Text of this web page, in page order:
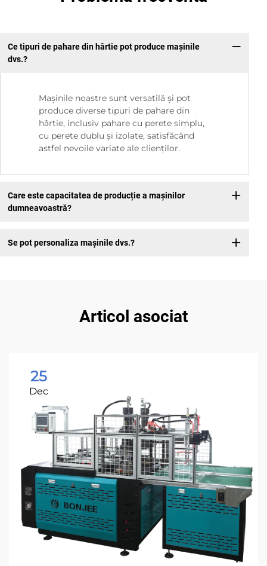
Ce tipuri de pahare din hârtie pot produce mașinile
dvs.?
Mașinile noastre sunt versatilă și pot
produce diverse tipuri de pahare din
hârtie, inclusiv pahare cu perete simplu,
cu perete dublu și izolate, satisfăcând
astfel nevoile variate ale clienților.
Care este capacitatea de producție a mașinilor
dumneavoastră?
Se pot personaliza mașinile dvs.?
Articol asociat
25
Dec